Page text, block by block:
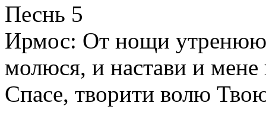
Песнь 5
Ирмос: От нощи
молюся, и настави и
Спасе, творити волю